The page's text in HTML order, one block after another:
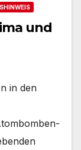
und
in den